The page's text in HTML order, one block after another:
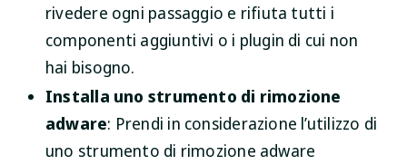
rivedere ogni passaggio e rifiuta tutti i
componenti aggiuntivi o i plugin di cui non
hai bisogno.
Installa uno strumento di rimozione
adware: Prendi in considerazione l’utilizzo di
uno strumento di rimozione adware